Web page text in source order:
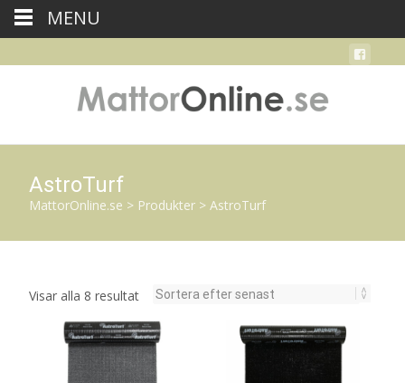
AstroTurf
MattorOnline.se > Produkter > AstroTurf
Visar alla 8 resultatSortera
efter
senaste
MENU